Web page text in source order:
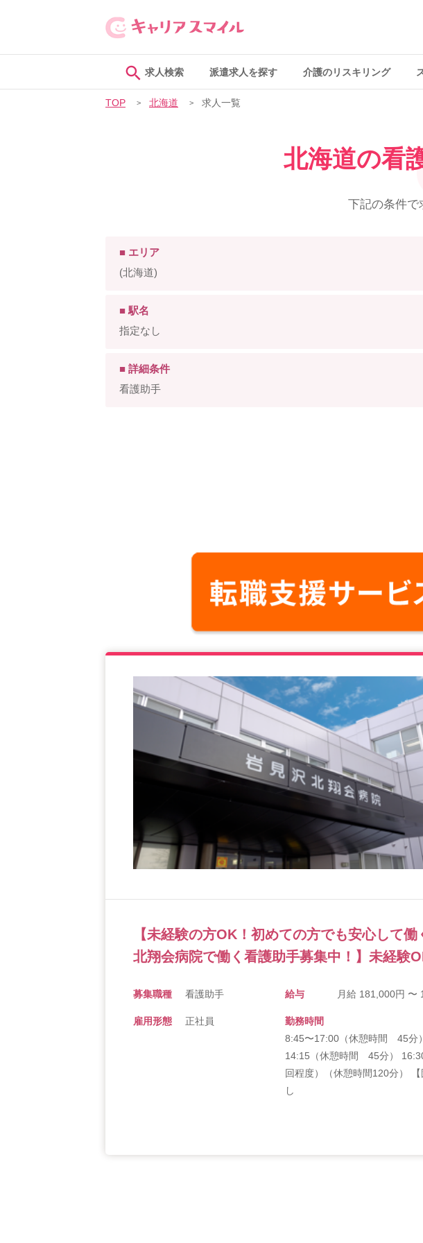
求人検索 派遣求人を探す 介護のリスキリング
TOP 北海道 求人一覧
北海道の看
下記の条件で
■ エリア
(北海道)
■ 駅名
指定なし
■ 詳細条件
看護助手
【未経験の方OK！初めての方でも安心して
北翔会病院で働く看護助手募集中！】未経験
募集職種 看護助手 給与 月給 181,000円 〜
雇用形態 正社員
勤務時間
8:45〜17:00（休憩時間 45分
14:15（休憩時間 45分）
回程度）（休憩時間120分）
し